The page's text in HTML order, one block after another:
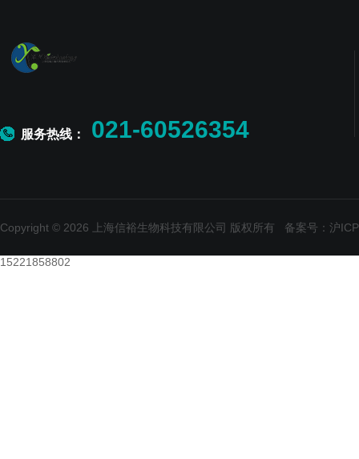
服务热线： 021-60526354
Copyright © 2026 上海信裕生物科技有限公司 版权所有 备案号：沪
15221858802